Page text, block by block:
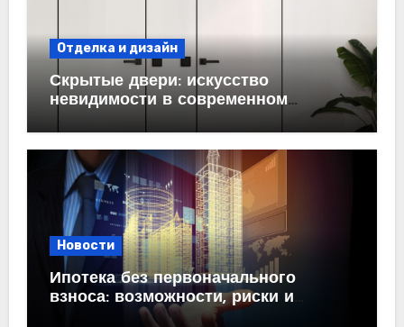
Отделка и дизайн
Скрытые двери: искусство
невидимости в современном
Новости
Ипотека без первоначального
взноса: возможности, риски и
практические рекомендации<